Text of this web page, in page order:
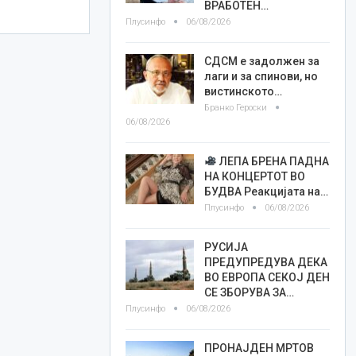
ВРАБОТЕН…
Плусинфо 06/08/2026
СДСМ е задолжен за
лаги и за спинови, но
вистинското…
Бранко Героски
06/08/2026
ЛЕПА БРЕНА ПАДНА
НА КОНЦЕРТОТ ВО
БУДВА Реакцијата на…
Плусинфо 06/08/2026
РУСИЈА
ПРЕДУПРЕДУВА ДЕКА
ВО ЕВРОПА СЕКОЈ ДЕН
СЕ ЗБОРУВА ЗА…
Плусинфо 06/08/2026
ПРОНАЈДЕН МРТОВ